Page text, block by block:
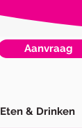
Aanvraag
Eten & Drinken